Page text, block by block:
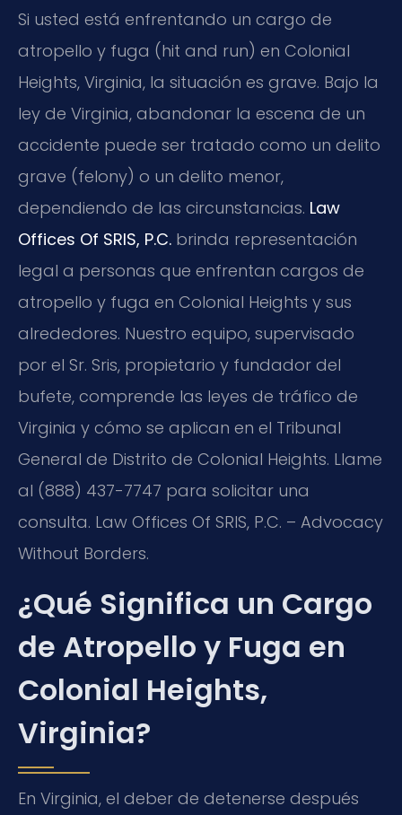
Si usted está enfrentando un cargo de
atropello y fuga (hit and run) en Colonial
Heights, Virginia, la situación es grave. Bajo la
ley de Virginia, abandonar la escena de un
accidente puede ser tratado como un delito
grave (felony) o un delito menor,
dependiendo de las circunstancias. Law
Offices Of SRIS, P.C. brinda representación
legal a personas que enfrentan cargos de
atropello y fuga en Colonial Heights y sus
alrededores. Nuestro equipo, supervisado
por el Sr. Sris, propietario y fundador del
bufete, comprende las leyes de tráfico de
Virginia y cómo se aplican en el Tribunal
General de Distrito de Colonial Heights. Llame
al (888) 437-7747 para solicitar una
consulta. Law Offices Of SRIS, P.C. – Advocacy
Without Borders.
¿Qué Significa un Cargo
de Atropello y Fuga en
Colonial Heights,
Virginia?
En Virginia, el deber de detenerse después